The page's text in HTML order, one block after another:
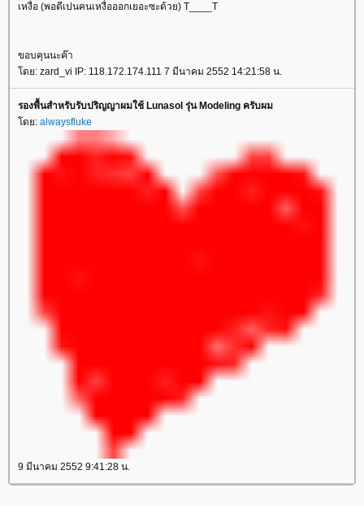
เหงื่อ (พอดีเปนคนเหงื่อออกเยอะซะด้วย) T____T
ขอบคุนนะค๊า
ดย: zard_vi IP: 118.172.174.111 7 มีนาคม 2552 14:21:58 น.
รองพื้นสำหรับรับปริญญาผมใช้ Lunasol รุ่น Modeling ครับผม
ดย: alwaysfluke
9 มีนาคม 2552 9:41:28 น.